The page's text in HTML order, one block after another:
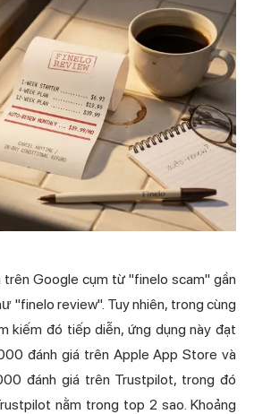
Google cụm từ "finelo scam" gần
"finelo review". Tuy nhiên, trong cùng
kiếm đó tiếp diễn, ứng dụng này đạt
đánh giá trên Apple App Store và
đánh giá trên Trustpilot, trong đó
nằm trong top 2 sao. Khoảng